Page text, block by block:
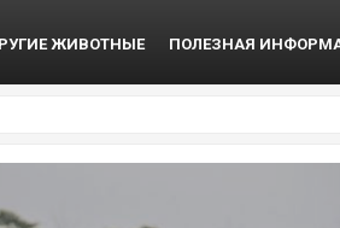
ЖИВОТНЫЕ ПОЛЕЗНАЯ